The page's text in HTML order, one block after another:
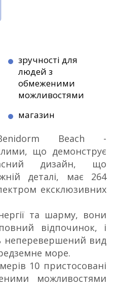
зручності для
людей з
обмеженими
можливостями
магазин
Beach -
що демонструє
дизайн, що
деталі, має 264
ексклюзивних
та шарму, вони
відпочинок, і
неперевершений вид
море.
10 пристосовані
можливостями